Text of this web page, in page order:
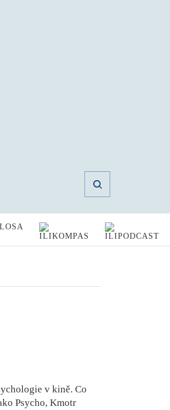
v kině. Co
Psycho, Kmotr